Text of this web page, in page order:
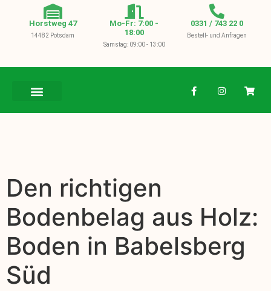
Horstweg 47
14482 Potsdam
Mo-Fr: 7:00 -
18:00
Samstag: 09:00 - 13:00
0331 / 743 22 0
Bestell- und Anfragen
Den richtigen
Bodenbelag aus Holz:
Boden in Babelsberg
Süd